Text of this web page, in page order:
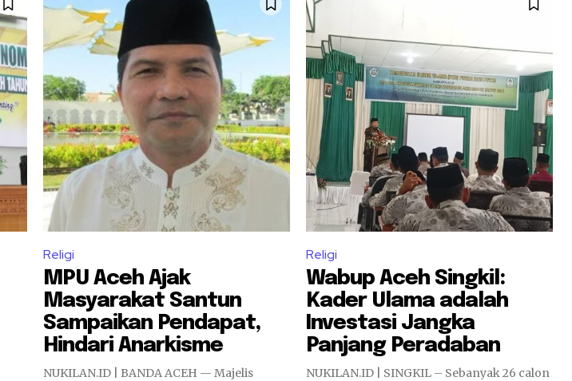
Religi
MPU Aceh Ajak
Masyarakat Santun
Sampaikan Pendapat,
Hindari Anarkisme
NUKILAN.ID | BANDA ACEH — Majelis
Religi
Wabup Aceh Singkil:
Kader Ulama adalah
Investasi Jangka
Panjang Peradaban
NUKILAN.ID | SINGKIL – Sebanyak 26 calon